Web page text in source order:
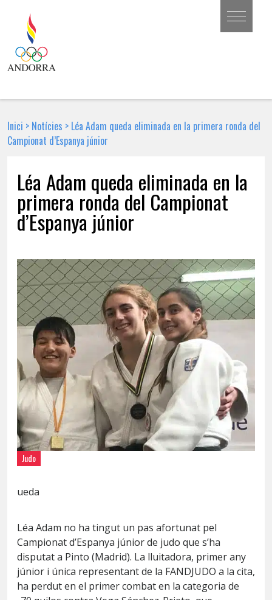
Inici > Notícies > Léa Adam queda eliminada en la primera ronda del
Campionat d’Espanya júnior
Léa Adam queda eliminada en la
primera ronda del Campionat
d’Espanya júnior
Judo
ueda
Léa Adam no ha tingut un pas afortunat pel
Campionat d’Espanya júnior de judo que s’ha
disputat a Pinto (Madrid). La lluitadora, primer any
júnior i única representant de la FANDJUDO a la cita,
ha perdut en el primer combat en la categoria de